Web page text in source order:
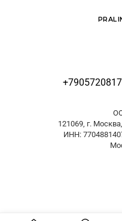
121069, г.
ИНН: